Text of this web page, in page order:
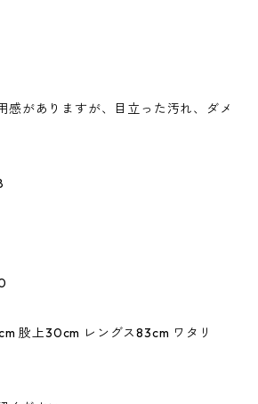
がありますが、目立った汚れ、ダメ
股上30cm レングス83cm ワタリ